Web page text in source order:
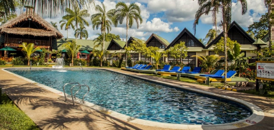
Decalodge
Ticuna
Amazonas